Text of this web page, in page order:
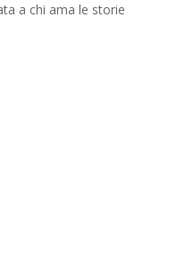
a chi ama le storie